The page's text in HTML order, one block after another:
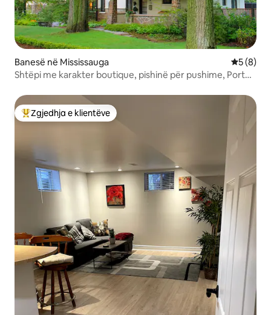
Banesë në Mississauga
5 (8)
Shtëpi me karakter boutique, pishinë për pushime, Port
Më të mirat e zgjedhjeve të klientëve
Zgjedhja e klientëve